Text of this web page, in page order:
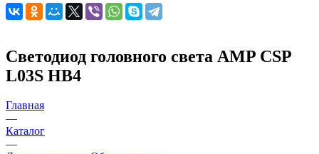
Светодиод головного света AMP CSP
L03S HB4
Главная
—
Каталог
—